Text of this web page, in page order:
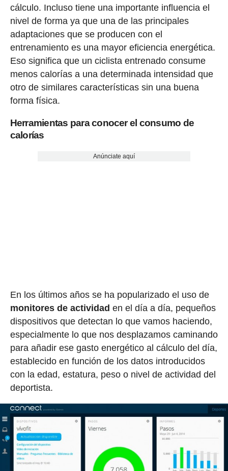
cálculo. Incluso tiene una importante influencia el
nivel de forma ya que una de las principales
adaptaciones que se producen con el
entrenamiento es una mayor eficiencia energética.
Eso significa que un ciclista entrenado consume
menos calorías a una determinada intensidad que
otro de similares características sin una buena
forma física.
Herramientas para conocer el consumo de
calorías
Anúnciate aquí
En los últimos años se ha popularizado el uso de
monitores de actividad en el día a día, pequeños
dispositivos que detectan lo que vamos haciendo,
especialmente lo que nos desplazamos caminando
para añadir ese gasto energético al cálculo del día,
establecido en función de los datos introducidos
con la edad, estatura, peso o nivel de actividad del
deportista.